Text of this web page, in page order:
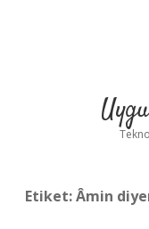
Etiket:Âmin